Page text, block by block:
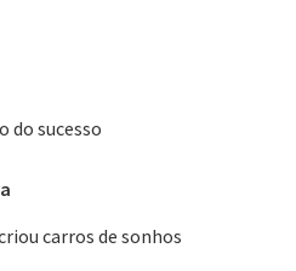
do sucesso
carros de sonhos